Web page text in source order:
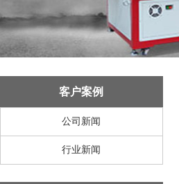
客户案例
公司新闻
行业新闻